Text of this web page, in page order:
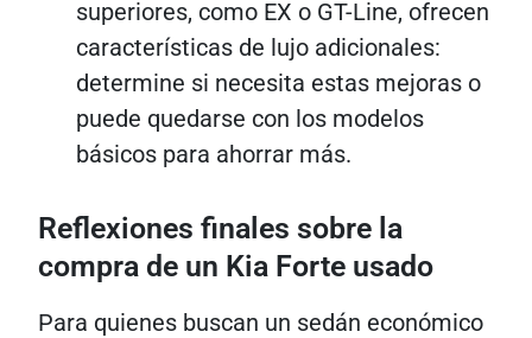
superiores, como EX o GT-Line, ofrecen
características de lujo adicionales:
determine si necesita estas mejoras o
puede quedarse con los modelos
básicos para ahorrar más.
Reflexiones finales sobre la
compra de un Kia Forte usado
Para quienes buscan un sedán económico